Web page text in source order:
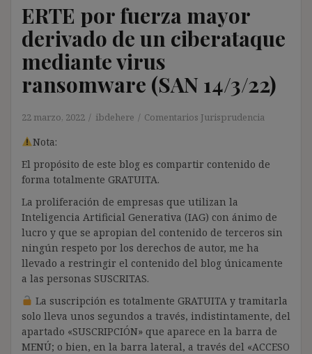
ERTE por fuerza mayor
derivado de un ciberataque
mediante virus
ransomware (SAN 14/3/22)
22 marzo, 2022 ibdehere Comentarios Jurisprudencia
Nota:
El propósito de este blog es compartir contenido de
forma totalmente GRATUITA.
La proliferación de empresas que utilizan la
Inteligencia Artificial Generativa (IAG) con ánimo de
lucro y que se apropian del contenido de terceros sin
ningún respeto por los derechos de autor, me ha
llevado a restringir el contenido del blog únicamente
a las personas SUSCRITAS.
La suscripción es totalmente GRATUITA y tramitarla
solo lleva unos segundos a través, indistintamente, del
apartado «SUSCRIPCIÓN» que aparece en la barra de
MENÚ; o bien, en la barra lateral, a través del «ACCESO